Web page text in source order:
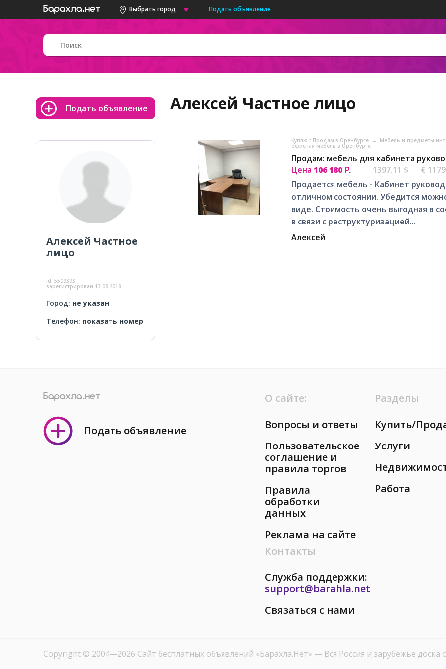
Выбрать город Подать объявление
Подать объявление
Алексей Частное
лицо
id: 5509393
зарегистрирован 13.08.2018
Город: не указан
Телефон: показать номер
Алексей Частное лицо
Куплю / Продам в Оренбурге → Мебель и предметы
офисная мебель в Оренбурге
Продам: мебель для кабинета
Цена 106 180 Р. 1397.11 $
€
Продается мебель - Кабинет
отличном состоянии. Убедится
виде. Стоимость очень выгодная в
в связи с реструктуризацией...
Алексей
Подать объявление
О сайте:
Вопросы и ответы
Пользовательское
соглашение и
правила торгов
Правила
обработки
данных
Реклама на сайте
Разделы
Купить/
Услуги
Работа
Контакты
Служба поддержки:
support@barahla.net
Связаться с нами
Copyright © 2004—2026 Сайт бесплатных объявлений «Барахла.Нет» — Вся Россия и зарубежье доска